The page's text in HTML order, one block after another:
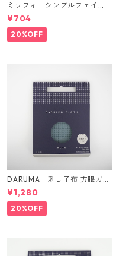
ミッフィーシンプルフェイ
ス マグ
¥704
20%OFF
DARUMA 刺し子布 方眼ガイ
ドタイプ Col.5 にぶ青
¥1,280
20%OFF